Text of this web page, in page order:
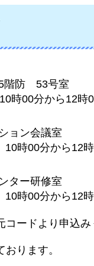
階防 53号室
10時00分から12時
ョン会議室
10時00分から12
ター研修室
10時00分から12
ードより申込み
ります。